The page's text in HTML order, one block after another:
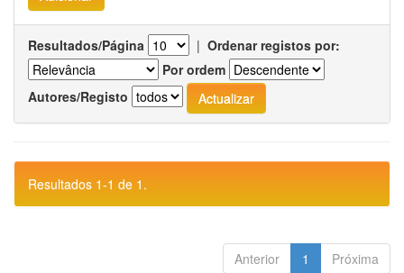
Resultados/Página | Ordenar registos por:
Por ordem
Autores/Registo
Resultados 1-1 de 1.
Anterior 1 Próxima